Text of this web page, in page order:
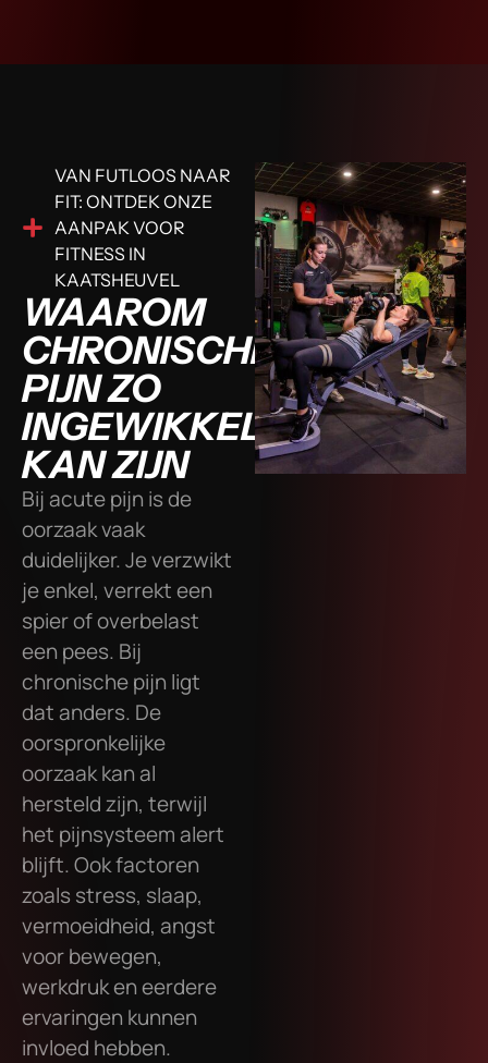
VAN FUTLOOS NAAR
FIT: ONTDEK ONZE
AANPAK VOOR
FITNESS IN
KAATSHEUVEL
WAAROM
CHRONISCHE
PIJN ZO
INGEWIKKELD
KAN ZIJN
Bij acute pijn is de
oorzaak vaak
duidelijker. Je verzwikt
je enkel, verrekt een
spier of overbelast
een pees. Bij
chronische pijn ligt
dat anders. De
oorspronkelijke
oorzaak kan al
hersteld zijn, terwijl
het pijnsysteem alert
blijft. Ook factoren
zoals stress, slaap,
vermoeidheid, angst
voor bewegen,
werkdruk en eerdere
ervaringen kunnen
invloed hebben.